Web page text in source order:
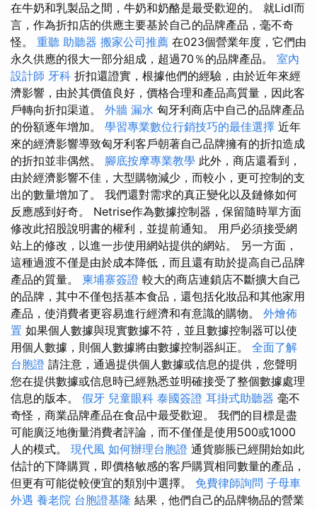
在牛奶和乳製品之間，牛奶和奶酪是最受歡迎的。 就Lidl而
言，作為折扣店的供應主要基於自己的品牌產品，毫不奇
怪。 重聽 助聽器 搬家公司推薦 在023個營業年度，它們由
永久供應的很大一部分組成，超過70％的品牌產品。 室內
設計師 牙科 折扣還證實，根據他們的經驗，由於近年來經
濟影響，由於其價值良好，價格合理和產品高質量，因此客
戶轉向折扣渠道。 外牆 漏水 匈牙利商店中自己的品牌產品
的份額逐年增加。 學習專業數位行銷技巧的最佳選擇 近年
來的經濟影響導致匈牙利客戶朝著自己品牌擁有的折扣造成
的折扣並非偶然。 腳底按摩專業教學 此外，商店還看到，
由於經濟影響不佳，大型購物減少，而較小，更可控制的支
出的數量增加了。 我們還對需求的真正變化以及鏈條如何
反應感到好奇。 Netrise作為數據控制器，保留隨時單方面
修改此招股說明書的權利，並提前通知。 用戶必須接受網
站上的修改，以進一步使用網站提供的網站。 另一方面，
這種過渡不僅是由於成本降低，而且還有助於提高自己品牌
產品的質量。 柬埔寨簽證 較大的商店連鎖店不斷擴大自己
的品牌，其中不僅包括基本食品，還包括化妝品和其他家用
產品，使消費者更容易進行經濟和有意識的購物。 外燴佈
置 如果個人數據與現實數據不符，並且數據控制器可以使
用個人數據，則個人數據將由數據控制器糾正。 全面了解
台胞證 請注意，通過提供個人數據或信息的提供，您聲明
您在提供數據或信息時已經熟悉並明確接受了整個數據處理
信息的版本。 假牙 兒童眼科 泰國簽證 耳掛式助聽器 毫不
奇怪，商業品牌產品在食品中最受歡迎。 我們的目標是盡
可能廣泛地衡量消費者評論，而不僅僅是使用500或1000
人的模式。 現代風 如何辦理台胞證 通貨膨脹已經開始如此
估計的下降購買，即價格敏感的客戶購買相同數量的產品，
但更有可能從較便宜的類別中選擇。 免費律師詢問 子母車
外遇 養老院 台胞證基隆 結果，他們自己的品牌物品的營業